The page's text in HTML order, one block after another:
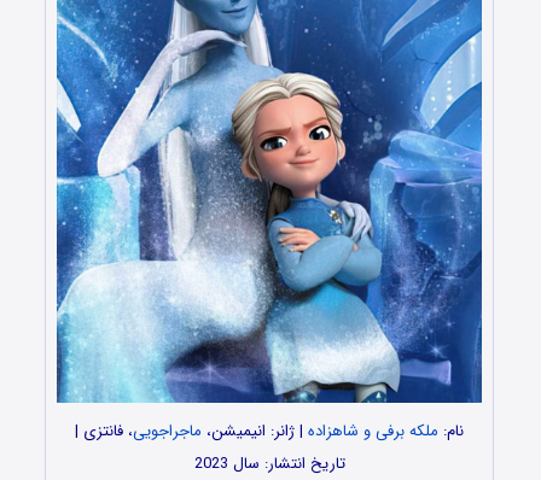
نام: ملکه برفی و شاهزاده | ژانر: انیمیشن، ماجراجویی، فانتزی |
تاریخ انتشار: سال 2023